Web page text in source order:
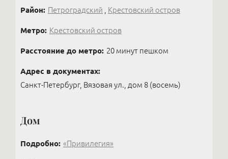
Район: Петроградский Крестовский остров
Метро: Крестовский остров
Расстояние до метро: 20 минут пешком
Адрес в документах:
Санкт-Петербург, Вязовая ул., дом 8 (восемь)
Дом
Подробно: «Привилегия»